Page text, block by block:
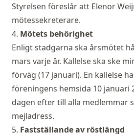
Styrelsen föreslår att Elenor
mötessekreterare.
4. Mötets behörighet
Enligt stadgarna ska årsmötet
mars varje år. Kallelse ska ske
förväg (17 januari). En kallelse
föreningens hemsida 10 januari
dagen efter till alla medlemmar
mejladress.
5. Fastställande av röstlängd